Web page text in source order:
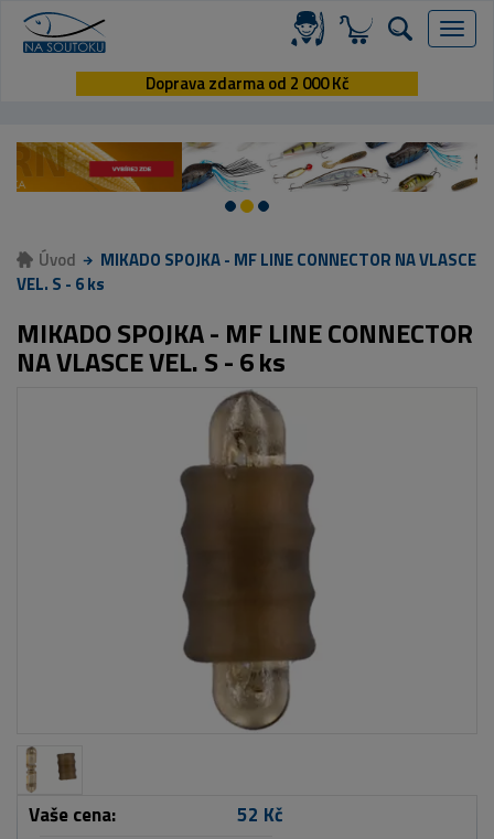
Menu
Doprava zdarma od 2 000 Kč
Úvod
MIKADO SPOJKA - MF LINE CONNECTOR NA VLASCE
VEL. S - 6 ks
MIKADO SPOJKA - MF LINE CONNECTOR
NA VLASCE VEL. S - 6 ks
Vaše cena:
52 Kč